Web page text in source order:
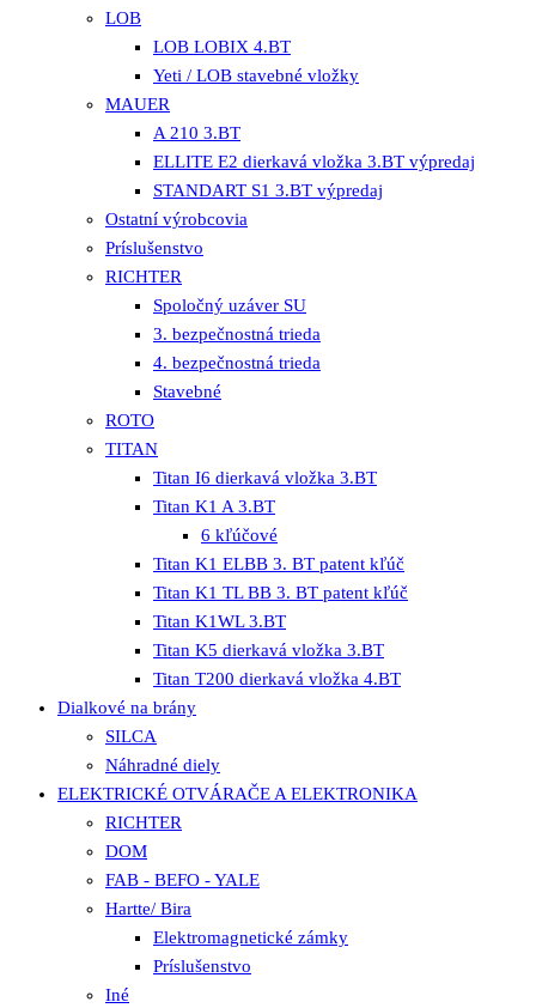
LOB
LOB LOBIX 4.BT
Yeti / LOB stavebné vložky
MAUER
A 210 3.BT
ELLITE E2 dierkavá vložka 3.BT výpredaj
STANDART S1 3.BT výpredaj
Ostatní výrobcovia
Príslušenstvo
RICHTER
Spoločný uzáver SU
3. bezpečnostná trieda
4. bezpečnostná trieda
Stavebné
ROTO
TITAN
Titan I6 dierkavá vložka 3.BT
Titan K1 A 3.BT
6 kľúčové
Titan K1 ELBB 3. BT patent kľúč
Titan K1 TL BB 3. BT patent kľúč
Titan K1WL 3.BT
Titan K5 dierkavá vložka 3.BT
Titan T200 dierkavá vložka 4.BT
Dialkové na brány
SILCA
Náhradné diely
ELEKTRICKÉ OTVÁRAČE A ELEKTRONIKA
RICHTER
DOM
FAB - BEFO - YALE
Hartte/ Bira
Elektromagnetické zámky
Príslušenstvo
Iné